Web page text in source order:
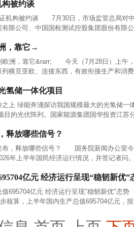
构被约谈
构被约谈 7月30日，市场监管总局对中
限公司、中国国检测试控股集团股份有限
，靠它→
洲，靠它&rarr; 今天（7月28日）上午，
横亘亚欧、连接东西，有效衔接生产和消
氢储一体化项目
上 绿能奔涌探访我国规模最大的光氢储一
目的光伏阵列。国家能源集团国华投资
释放哪些信号？
，释放哪些信号？ 国务院新闻办公室今
年上半年国民经济运行情况，并答记者问
亿元 经济运行呈现“稳韧新优”
695704亿元 经济运行呈现"稳韧新优"态
上半年国内生产总值695704亿元，按